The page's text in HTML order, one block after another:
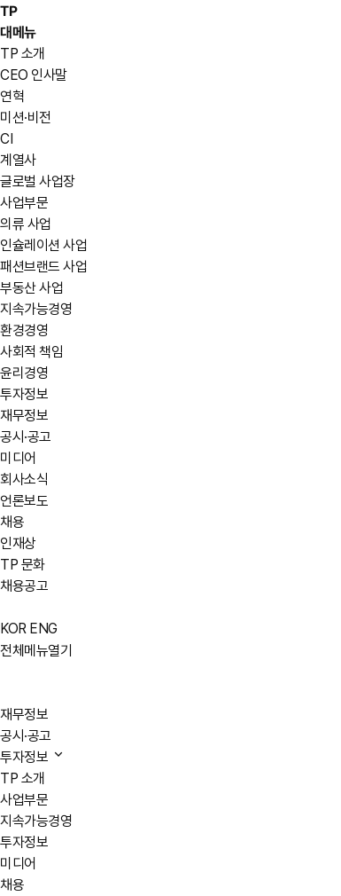
TP
대메뉴
TP 소개
CEO 인사말
연혁
미션·비전
CI
계열사
글로벌 사업장
사업부문
의류 사업
인슐레이션 사업
패션브랜드 사업
부동산 사업
지속가능경영
환경경영
사회적 책임
윤리경영
투자정보
재무정보
공시·공고
미디어
회사소식
언론보도
채용
인재상
TP 문화
채용공고
KOR ENG
전체메뉴열기
재무정보
공시·공고
투자정보
TP 소개
사업부문
지속가능경영
투자정보
미디어
채용